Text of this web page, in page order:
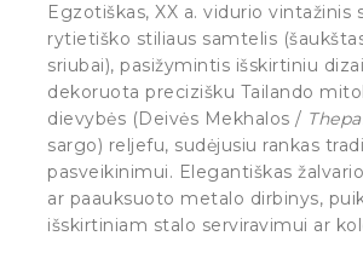
Egzotiškas, XX a. vidurio vintažinis
rytietiško stiliaus samtelis
sriubai), pasižymintis išskirtiniu
dekoruota precizišku Tailando
dievybės (Deivės Mekhalos /
sargo) reljefu, sudėjusiu rankas
pasveikinimui. Elegantiškas
ar paauksuoto metalo dirbinys,
išskirtiniam stalo serviravimui ar